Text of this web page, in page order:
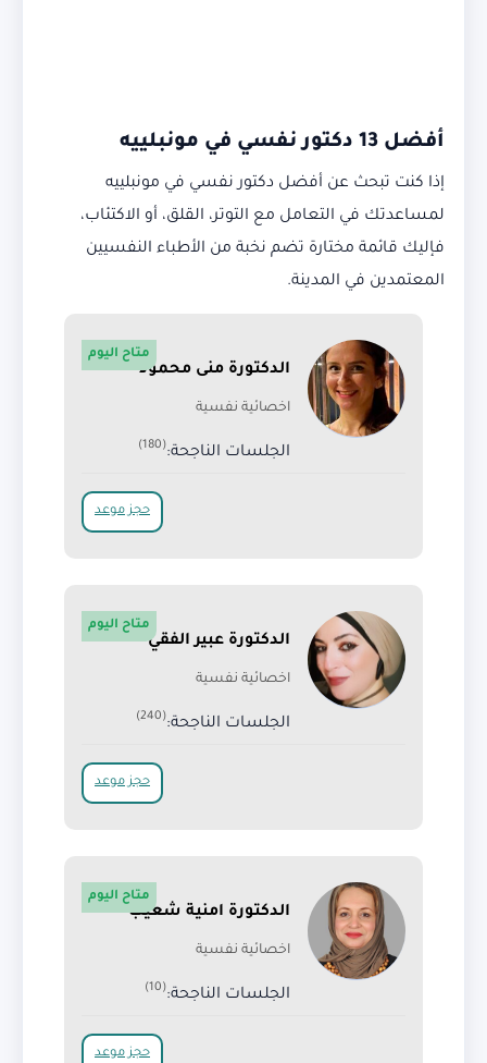
أفضل 13 دكتور نفسي في مونبلييه
إذا كنت تبحث عن أفضل دكتور نفسي في مونبلييه
لمساعدتك في التعامل مع التوتر، القلق، أو الاكتئاب،
فإليك قائمة مختارة تضم نخبة من الأطباء النفسيين
المعتمدين في المدينة.
الدكتورة منى محمود
اخصائية نفسية
الجلسات الناجحة:(180)
متاح اليوم
حجز موعد
الدكتورة عبير الفقي
اخصائية نفسية
الجلسات الناجحة:(240)
متاح اليوم
حجز موعد
الدكتورة امنية شعيب
اخصائية نفسية
الجلسات الناجحة:(10)
متاح اليوم
حجز موعد